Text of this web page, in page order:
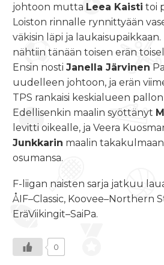
johtoon mutta Leea Kaisti toi
Loiston rinnalle rynnittyään
väkisin läpi ja
nähtiin tänään toisen erän
Ensin nosti Janella Järvinen
uudelleen johtoon, ja erän
TPS rankaisi keskialueen
Edellisenkin maalin syöttänyt
levitti oikealle, ja Veera
Junkkarin maalin
osumansa.
F-liigan naisten sarja jatkuu
ÅIF–Classic, Koovee–Northern
EräViikingit–SaiPa.
0